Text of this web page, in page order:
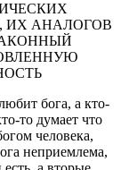
ИХ АНАЛОГОВ
бога, а кто-
то думает что
человека,
неприемлема,